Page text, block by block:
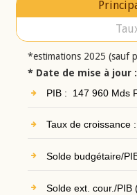
*estimations 2025 (sauf
* Date de mise à jour
PIB : 147 960 Mds
Taux de croissance
Solde budgétaire/
Solde ext. cour./PIB